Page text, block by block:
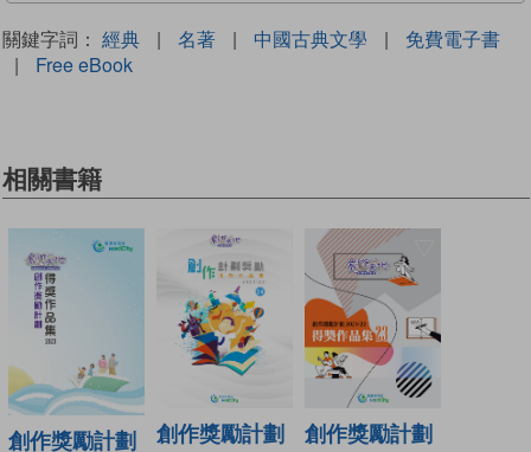
關鍵字詞： 經典 | 名著 | 中國古典文學 |
免費電子書
|
Free eBook
相關書籍
創作獎勵計劃
創作獎勵計劃
創作獎勵計劃